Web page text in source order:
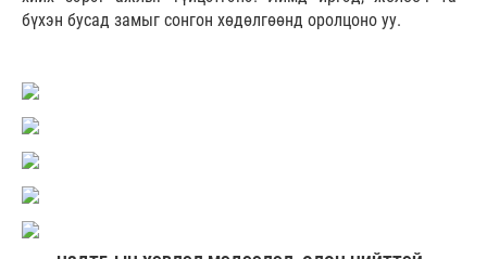
бүхэн бусад замыг сонгон хөдөлгөөнд оролцоно уу.